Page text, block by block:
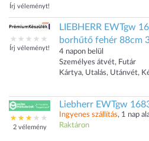
Írj véleményt!
Írj véleményt!
LIEBHERR EWTgw
borhűtő fehér 88cm
4 napon belül
Személyes átvét, Futár
Kártya, Utalás, Utánvét,
2 vélemény
Liebherr EWTgw
Ingyenes szállítás, 1 nap
Raktáron